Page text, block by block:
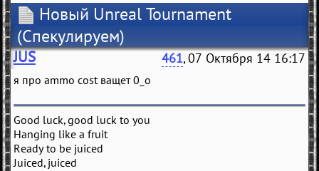
Новый Unreal Tournament
(Спекулируем)
JUS 461, 07 Октября 14 16:17
я про ammo cost ващет 0_о
Good luck, good luck to you
Hanging like a fruit
Ready to be juiced
Juiced, juiced